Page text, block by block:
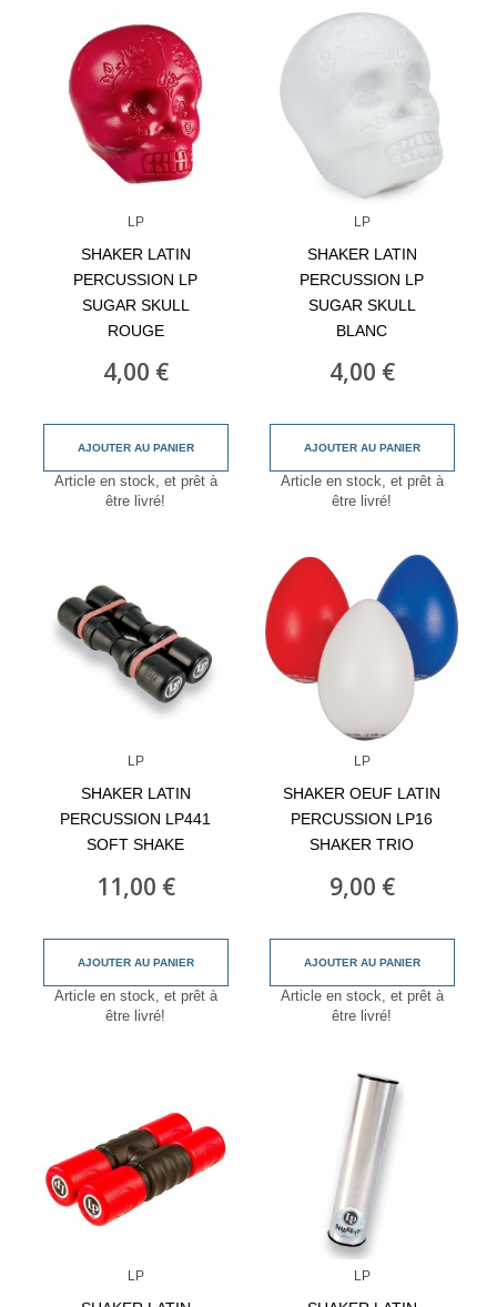
LP
SHAKER LATIN
PERCUSSION LP
SUGAR SKULL
ROUGE
4,00 €
AJOUTER AU PANIER
Article en stock, et prêt à
être livré!
LP
SHAKER LATIN
PERCUSSION LP
SUGAR SKULL
BLANC
4,00 €
AJOUTER AU PANIER
Article en stock, et prêt à
être livré!
LP
SHAKER LATIN
PERCUSSION LP441
SOFT SHAKE
11,00 €
AJOUTER AU PANIER
Article en stock, et prêt à
être livré!
LP
SHAKER OEUF LATIN
PERCUSSION LP16
SHAKER TRIO
9,00 €
AJOUTER AU PANIER
Article en stock, et prêt à
être livré!
LP LP